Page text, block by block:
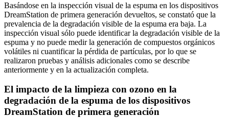
Basándose en la inspección visual de la espuma en los dispositivos
DreamStation de primera generación devueltos, se constató que la
prevalencia de la degradación visible de la espuma era baja. La
inspección visual sólo puede identificar la degradación visible de la
espuma y no puede medir la generación de compuestos orgánicos
volátiles ni cuantificar la pérdida de partículas, por lo que se
realizaron pruebas y análisis adicionales como se describe
anteriormente y en la actualización completa.
El impacto de la limpieza con ozono en la
degradación de la espuma de los dispositivos
DreamStation de primera generación